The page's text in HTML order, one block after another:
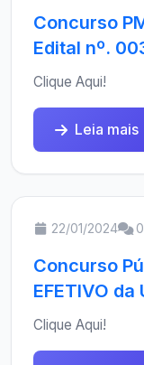
Concurso
Edital nº.
Clique Aqui!
Leia mais
22/01/2024 0
Concurso
EFETIVO da
Clique Aqui!